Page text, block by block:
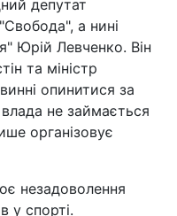
депутат
а нині
Юрій Левченко. Він
та міністр
опинитися за
не займається
організовує
незадоволення
у спорті.